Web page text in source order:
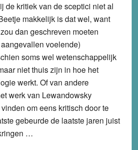
de kritiek van de sceptici niet al
makkelijk is dat wel, want
dan geschreven moeten
voelende)
soms wel wetenschappelijk
niet thuis zijn in hoe het
werkt. Of van andere
werk van Lewandowsky
om eens kritisch door te
gebeurde de laatste jaren juist
…